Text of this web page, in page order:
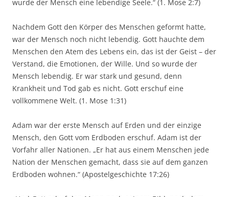
wurde der Mensch eine lebendige Seele.“ (1. Mose 2:7)
Nachdem Gott den Körper des Menschen geformt hatte,
war der Mensch noch nicht lebendig. Gott hauchte dem
Menschen den Atem des Lebens ein, das ist der Geist – der
Verstand, die Emotionen, der Wille. Und so wurde der
Mensch lebendig. Er war stark und gesund, denn
Krankheit und Tod gab es nicht. Gott erschuf eine
vollkommene Welt. (1. Mose 1:31)
Adam war der erste Mensch auf Erden und der einzige
Mensch, den Gott vom Erdboden erschuf. Adam ist der
Vorfahr aller Nationen. „Er hat aus einem Menschen jede
Nation der Menschen gemacht, dass sie auf dem ganzen
Erdboden wohnen.“ (Apostelgeschichte 17:26)